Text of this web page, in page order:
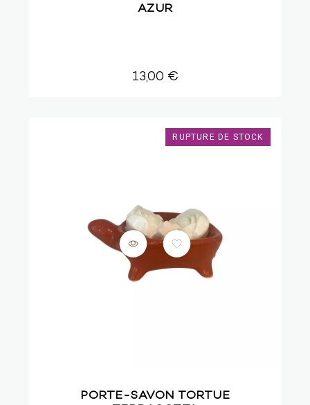
AZUR
13,00 €
PORTE-SAVON TORTUE
RUPTURE DE STOCK